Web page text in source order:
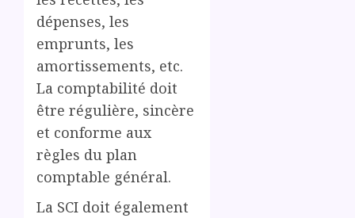
dépenses, les
emprunts, les
amortissements, etc.
La comptabilité doit
être régulière, sincère
et conforme aux
règles du plan
comptable général.
La SCI doit également